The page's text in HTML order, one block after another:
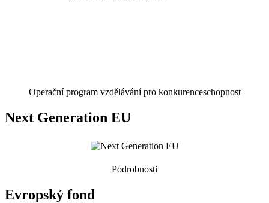
Operační program vzdělávání pro konkurenceschopnost
Next Generation EU
Podrobnosti
Evropský fond